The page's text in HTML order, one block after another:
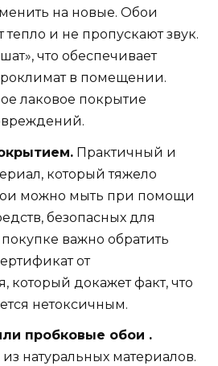
на новые. Обои
и не пропускают звук.
что обеспечивает
в помещении.
лаковое покрытие
Практичный и
который тяжело
можно мыть при помощи
безопасных для
важно обратить
от
который докажет факт, что
нетоксичным.
пробковые обои .
из натуральных материалов.